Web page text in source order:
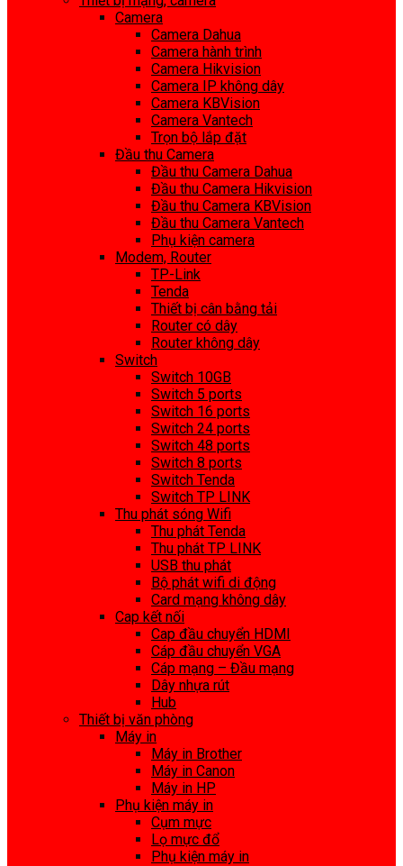
Camera
Camera Dahua
Camera hành trình
Camera Hikvision
Camera IP không dây
Camera KBVision
Camera Vantech
Trọn bộ lắp đặt
Đầu thu Camera
Đầu thu Camera Dahua
Đầu thu Camera Hikvision
Đầu thu Camera KBVision
Đầu thu Camera Vantech
Phụ kiện camera
Modem, Router
TP-Link
Tenda
Thiết bị cân bằng tải
Router có dây
Router không dây
Switch
Switch 10GB
Switch 5 ports
Switch 16 ports
Switch 24 ports
Switch 48 ports
Switch 8 ports
Switch Tenda
Switch TP LINK
Thu phát sóng Wifi
Thu phát Tenda
Thu phát TP LINK
USB thu phát
Bộ phát wifi di động
Card mạng không dây
Cap kết nối
Cap đầu chuyển HDMI
Cáp đầu chuyển VGA
Cáp mạng – Đầu mạng
Dây nhựa rút
Hub
Thiết bị văn phòng
Máy in
Máy in Brother
Máy in Canon
Máy in HP
Phụ kiện máy in
Cụm mực
Lọ mực đổ
Phụ kiện máy in